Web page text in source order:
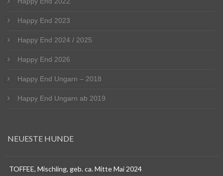
Happy End 2023
Happy End 2024 / 2025
Happy End 2026
Happy End Ungarn – 2018
Happy End Ungarn ab 2019
NEUESTE HUNDE
TOFFEE, Mischling, geb. ca. Mitte Mai 2024